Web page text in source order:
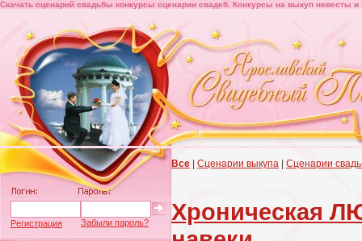
Скачать сценарий свадьбы конкурсы сценарии свадеб. Конкурсы на выкуп невесты и
Регистрация Забыли пароль?
Все Сценарии выкупа Сценарии
Хроническая